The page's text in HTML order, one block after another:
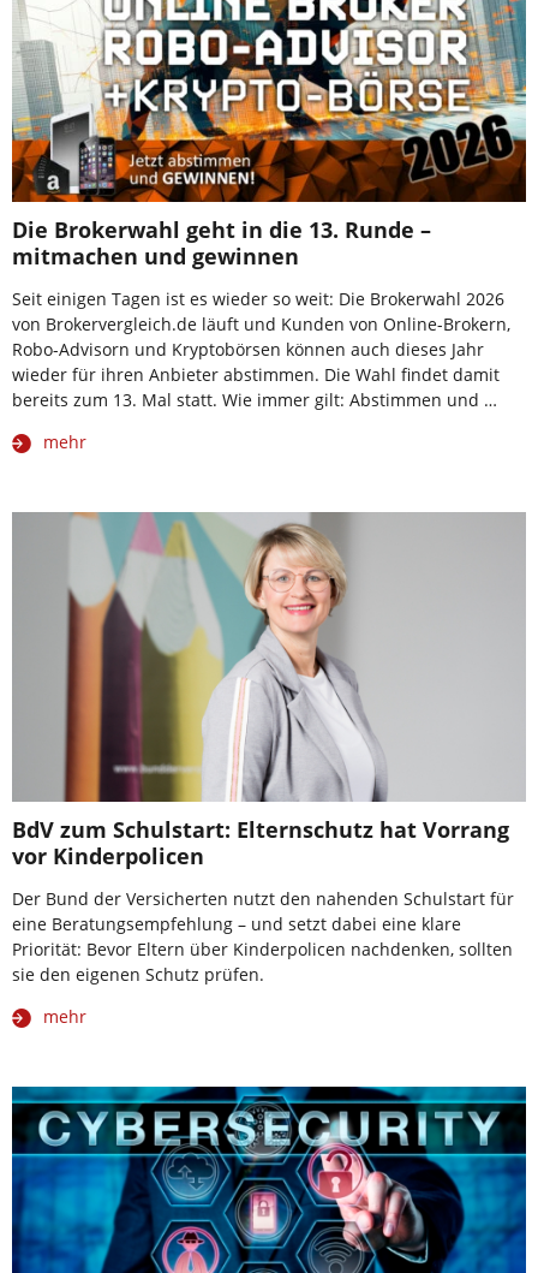
Die Brokerwahl geht in die 13. Runde –
mitmachen und gewinnen
Seit einigen Tagen ist es wieder so weit: Die Brokerwahl 2026
von Brokervergleich.de läuft und Kunden von Online-Brokern,
Robo-Advisorn und Kryptobörsen können auch dieses Jahr
wieder für ihren Anbieter abstimmen. Die Wahl findet damit
bereits zum 13. Mal statt. Wie immer gilt: Abstimmen und …
mehr
BdV zum Schulstart: Elternschutz hat Vorrang
vor Kinderpolicen
Der Bund der Versicherten nutzt den nahenden Schulstart für
eine Beratungsempfehlung – und setzt dabei eine klare
Priorität: Bevor Eltern über Kinderpolicen nachdenken, sollten
sie den eigenen Schutz prüfen.
mehr